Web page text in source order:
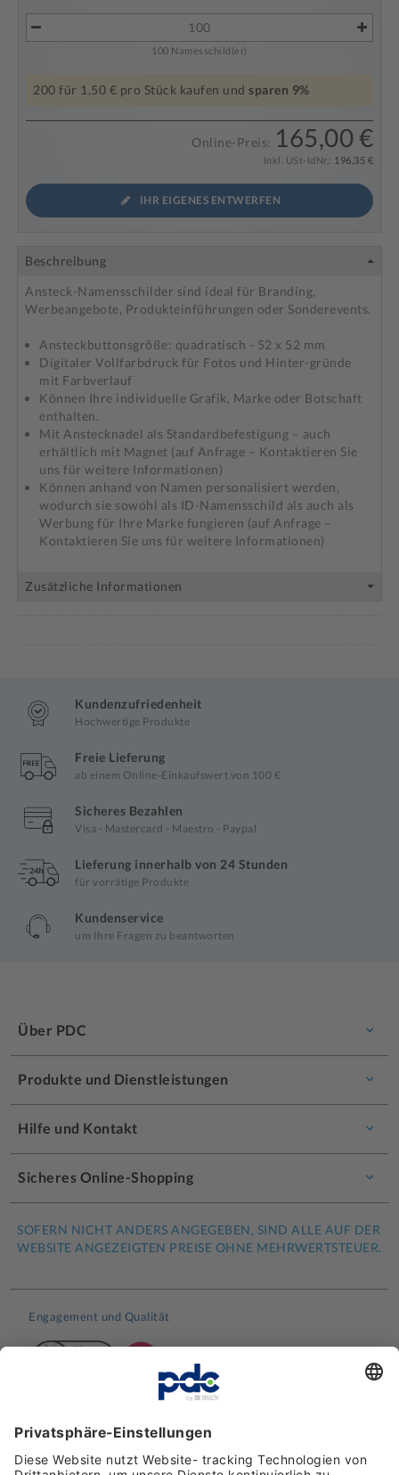
100 Namesschild(er)
200 für 1,50 € pro Stück kaufen und sparen 9%
Online-Preis: 165,00 €
Inkl. USt-ldNr.: 196,35 €
IHR EIGENES ENTWERFEN
Beschreibung
Ansteck-Namensschilder sind ideal für Branding,
Werbeangebote, Produkteinführungen oder Sonderevents.
Ansteckbuttonsgröße: quadratisch - 52 x 52 mm
Digitaler Vollfarbdruck für Fotos und Hinter-gründe
mit Farbverlauf
Können Ihre individuelle Grafik, Marke oder Botschaft
enthalten.
Mit Anstecknadel als Standardbefestigung – auch
erhältlich mit Magnet (auf Anfrage – Kontaktieren Sie
uns für weitere Informationen)
Können anhand von Namen personalisiert werden,
wodurch sie sowohl als ID-Namensschild als auch als
Werbung für Ihre Marke fungieren (auf Anfrage –
Kontaktieren Sie uns für weitere Informationen)
Zusätzliche Informationen
Kundenzufriedenheit
Hochwertige Produkte
Freie Lieferung
ab einem Online-Einkaufswert von 100 €
Sicheres Bezahlen
Visa - Mastercard - Maestro - Paypal
Lieferung innerhalb von 24 Stunden
für vorrätige Produkte
Kundenservice
um Ihre Fragen zu beantworten
Über PDC
Produkte und Dienstleistungen
Hilfe und Kontakt
Sicheres Online-Shopping
SOFERN NICHT ANDERS ANGEGEBEN, SIND ALLE AUF DER
WEBSITE ANGEZEIGTEN PREISE OHNE MEHRWERTSTEUER.
Engagement und Qualität
Kundenbewertungen